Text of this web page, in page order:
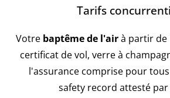
Tarifs
Votre baptême de l'airà partir de
certificat de vol, verre à
l'assurance comprise pour
safety record attesté par